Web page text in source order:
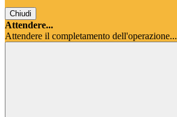
Chiudi
Attendere...
Attendere il completamento dell'operazione...